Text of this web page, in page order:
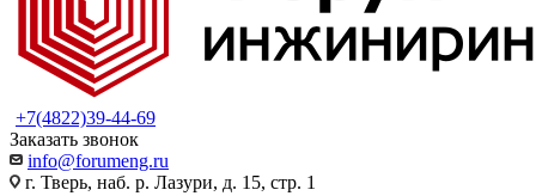
+7(4822)39-44-69
Заказать звонок
info@forumeng.ru
г. Тверь, наб. р. Лазури, д. 15, стр. 1